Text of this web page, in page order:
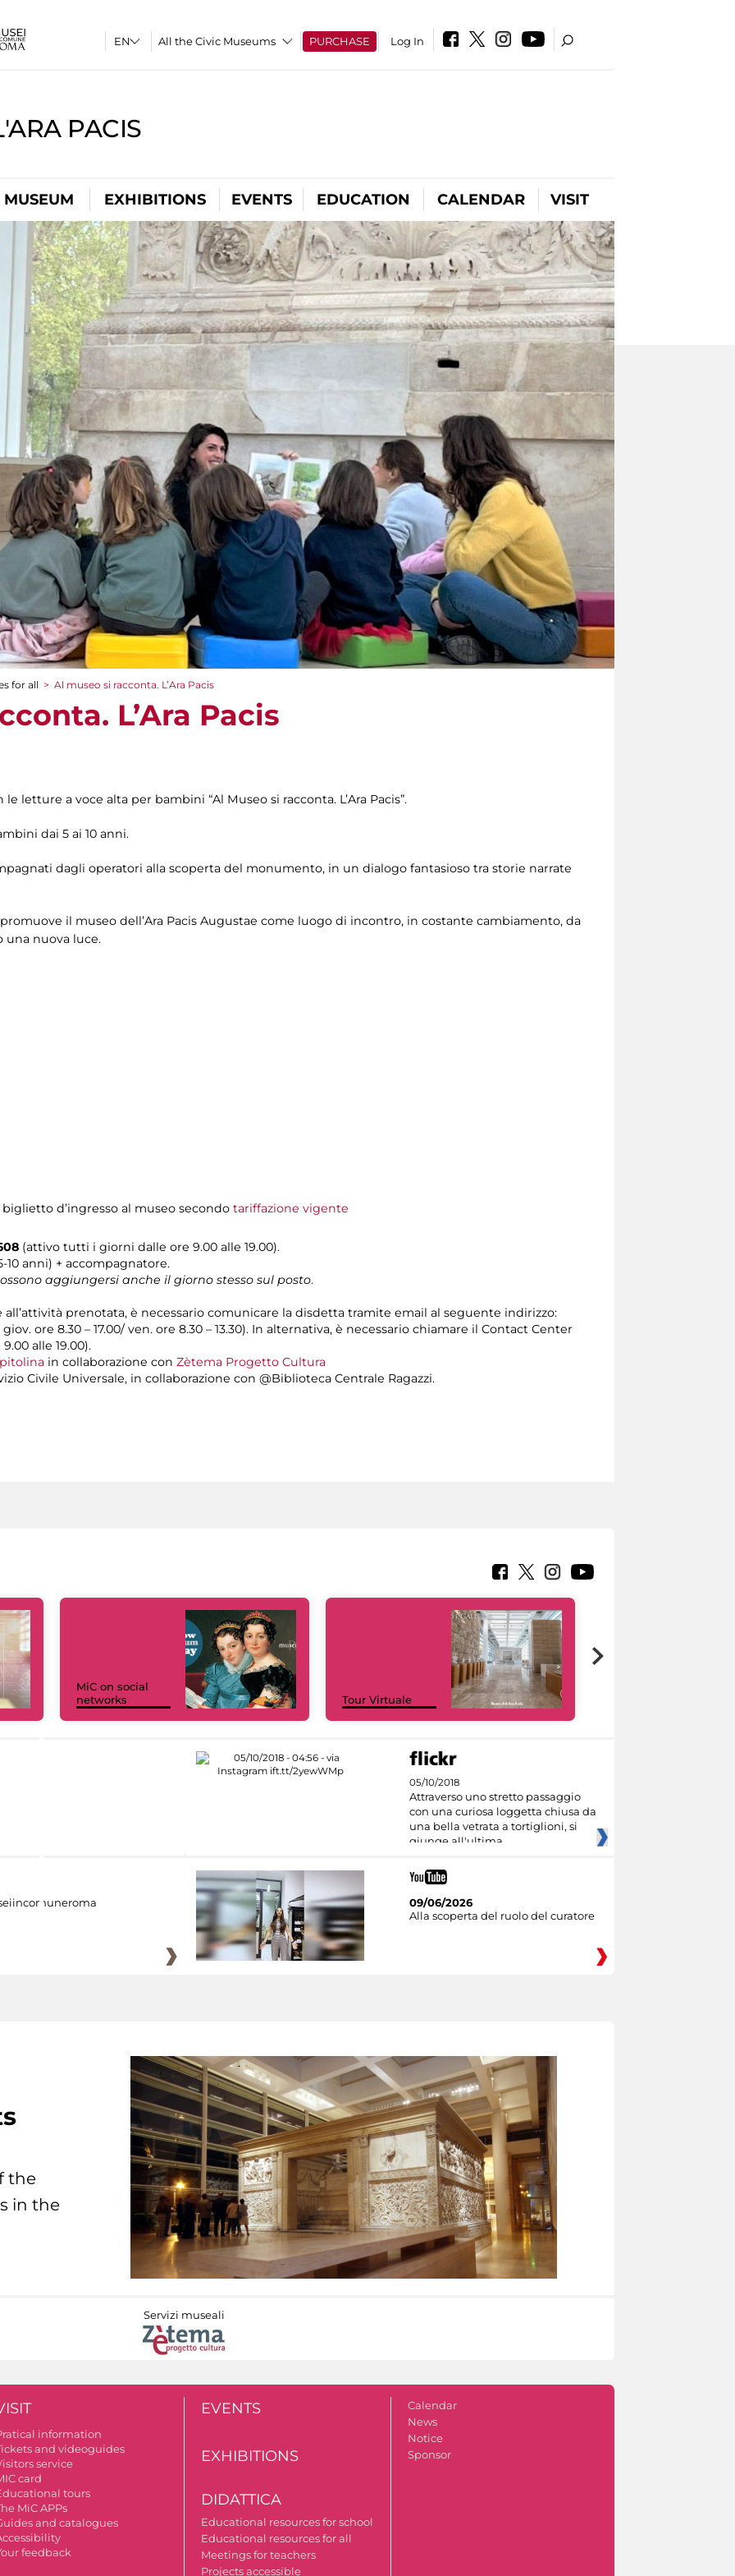
All the Civic Museums PURCHASE Log In
PACIS
EXHIBITIONS EVENTS EDUCATION CALENDAR VISIT
for all > Al museo si racconta. L’Ara Pacis
L’Ara Pacis
letture a voce alta per bambini “Al Museo si racconta. L’Ara Pacis”.
dai 5 ai 10 anni.
dagli operatori alla scoperta del monumento, in un dialogo fantasioso tra storie narrate
il museo dell’Ara Pacis Augustae come luogo di incontro, in costante cambiamento, da
una nuova luce.
d’ingresso al museo secondo tariffazione vigente
(attivo tutti i giorni dalle ore 9.00 alle 19.00).
10 anni) + accompagnatore.
aggiungersi anche il giorno stesso sul posto.
prenotata, è necessario comunicare la disdetta tramite email al seguente indirizzo:
ore 8.30 – 17.00/ ven. ore 8.30 – 13.30). In alternativa, è necessario chiamare il Contact Center
alle 19.00).
in collaborazione con Zètema Progetto Cultura
Civile Universale, in collaborazione con @Biblioteca Centrale Ragazzi.
MiC on social
networks
Tour Virtuale
05/10/2018
Attraverso uno stretto passaggio
con una curiosa loggetta chiusa da
una bella vetrata a tortiglioni, si
giunge all'ultima
09/06/2026
Alla scoperta del ruolo del curatore
the
in the
Servizi museali
information
and videoguides
service
card
tours
MiC APPs
and catalogues
feedback
EVENTS
EXHIBITIONS
DIDATTICA
Educational resources for school
Educational resources for all
Meetings for teachers
Projects accessible
Calendar
News
Notice
Sponsor